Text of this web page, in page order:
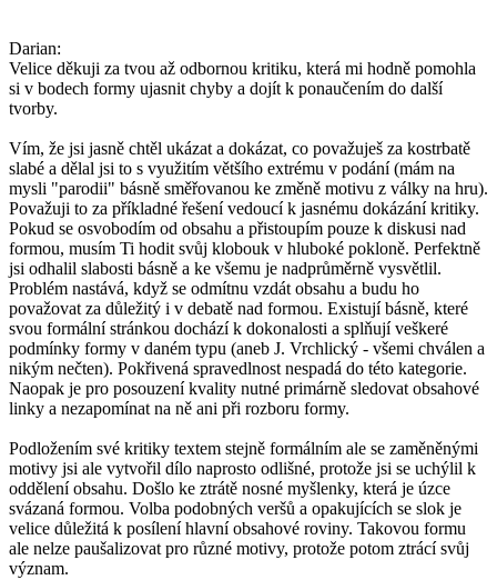
Darian:
Velice děkuji za tvou až odbornou kritiku, která mi hodně pomohla
si v bodech formy ujasnit chyby a dojít k ponaučením do další
tvorby.
Vím, že jsi jasně chtěl ukázat a dokázat, co považuješ za kostrbatě
slabé a dělal jsi to s využitím většího extrému v podání (mám na
mysli "parodii" básně směřovanou ke změně motivu z války na hru).
Považuji to za příkladné řešení vedoucí k jasnému dokázání kritiky.
Pokud se osvobodím od obsahu a přistoupím pouze k diskusi nad
formou, musím Ti hodit svůj klobouk v hluboké pokloně. Perfektně
jsi odhalil slabosti básně a ke všemu je nadprůměrně vysvětlil.
Problém nastává, když se odmítnu vzdát obsahu a budu ho
považovat za důležitý i v debatě nad formou. Existují básně, které
svou formální stránkou dochází k dokonalosti a splňují veškeré
podmínky formy v daném typu (aneb J. Vrchlický - všemi chválen a
nikým nečten). Pokřivená spravedlnost nespadá do této kategorie.
Naopak je pro posouzení kvality nutné primárně sledovat obsahové
linky a nezapomínat na ně ani při rozboru formy.
Podložením své kritiky textem stejně formálním ale se zaměněnými
motivy jsi ale vytvořil dílo naprosto odlišné, protože jsi se uchýlil k
oddělení obsahu. Došlo ke ztrátě nosné myšlenky, která je úzce
svázaná formou. Volba podobných veršů a opakujících se slok je
velice důležitá k posílení hlavní obsahové roviny. Takovou formu
ale nelze paušalizovat pro různé motivy, protože potom ztrácí svůj
význam.